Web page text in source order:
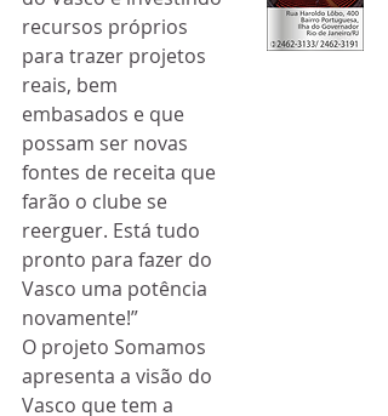
recursos próprios
para trazer projetos
reais, bem
embasados e que
possam ser novas
fontes de receita que
farão o clube se
reerguer. Está tudo
pronto para fazer do
Vasco uma potência
novamente!”
O projeto Somamos
apresenta a visão do
Vasco que tem a